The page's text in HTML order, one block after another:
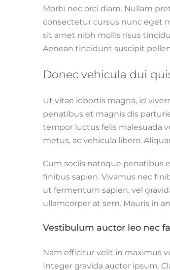
Morbi nec orci diam. Nullam
consectetur cursus nunc eget
sit amet nibh mollis risus
Aenean tincidunt suscipit
Donec vehicula dui
Ut vitae lobortis magna, id
penatibus et magnis dis
tempor luctus felis malesuada
metus, ac vehicula libero.
Cum sociis natoque penatibus
finibus sapien. Vivamus nec
ut fermentum sapien, vel
ullamcorper at sem. Mauris in
Vestibulum auctor leo nec
Nam efficitur velit in maximus
Integer gravida auctor ipsum.